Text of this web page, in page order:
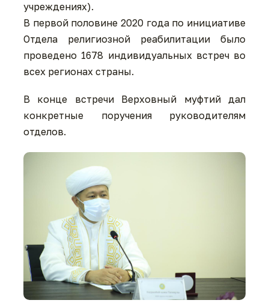
учреждениях).
В первой половине 2020 года по инициативе
Отдела религиозной реабилитации было
проведено 1678 индивидуальных встреч во
всех регионах страны.
В конце встречи Верховный муфтий дал
конкретные поручения руководителям
отделов.